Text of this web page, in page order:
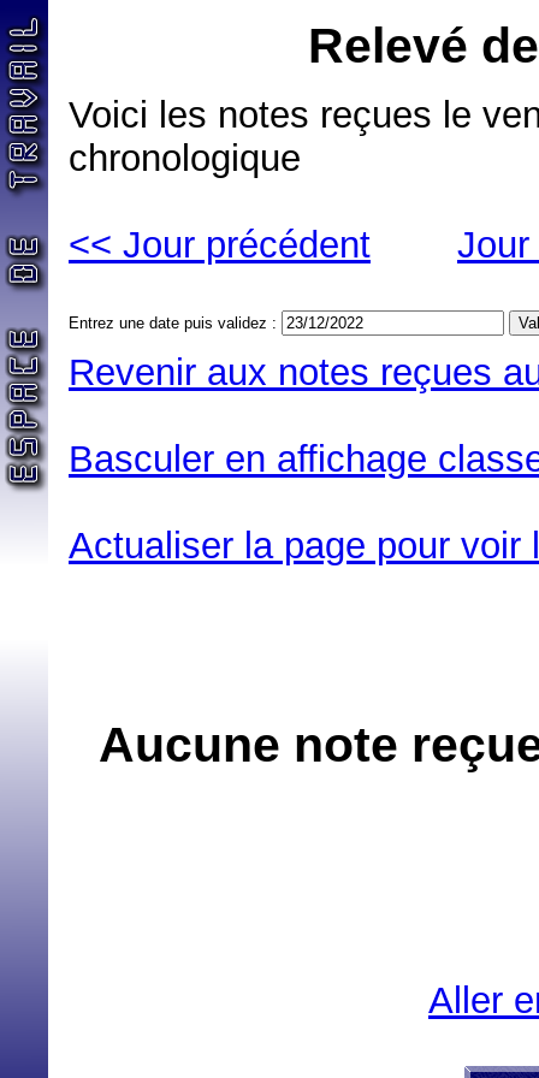
Relevé
Voici les notes reçues le
chronologique
<< Jour précédent
Entrez une date puis validez :
Revenir aux notes reçues
Basculer en affichage
Actualiser la page pour
Aucune note
Aller